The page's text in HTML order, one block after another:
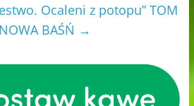
Ocaleni z potopu” TOM
BAŚŃ →